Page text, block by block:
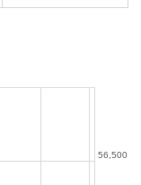
56,500